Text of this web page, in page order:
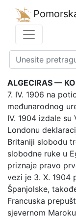
ALGECIRAS —
7. IV. 1906 na
međunarodnog
IV. 1904 izdale su
Londonu
Britaniji slobodu
slobodne ruke u
priznaje pravo
vezi je 3. X. 1904
Španjolske,
Francuska
sjevernom